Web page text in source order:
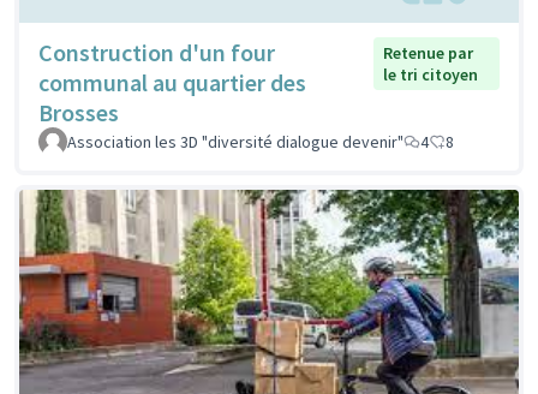
Construction d'un four
communal au quartier des
Brosses
Retenue par
le tri citoyen
Association les 3D "diversité dialogue devenir" 4 8